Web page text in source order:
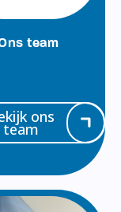
team
ons
team